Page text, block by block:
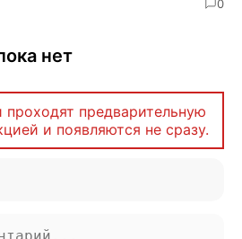
0
нет
предварительную
и появляются не сразу.